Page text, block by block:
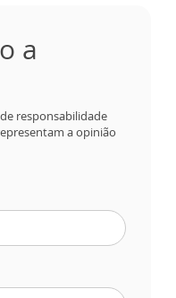
a
responsabilidade
a opinião